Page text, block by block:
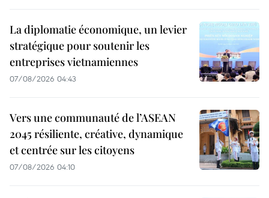
La diplomatie économique, un levier
stratégique pour soutenir les
entreprises vietnamiennes
07/08/2026 04:43
Vers une communauté de l’ASEAN
2045 résiliente, créative, dynamique
et centrée sur les citoyens
07/08/2026 04:10